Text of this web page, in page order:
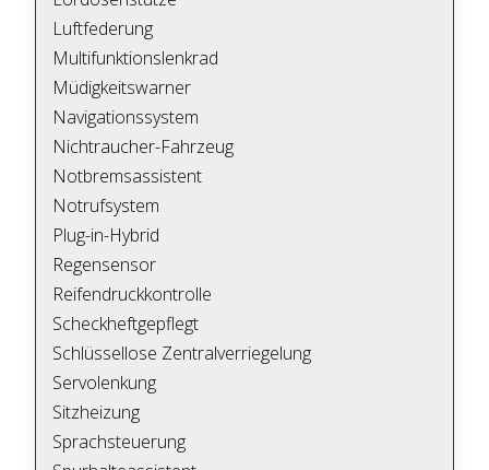
Luftfederung
Multifunktionslenkrad
Müdigkeitswarner
Navigationssystem
Nichtraucher-Fahrzeug
Notbremsassistent
Notrufsystem
Plug-in-Hybrid
Regensensor
Reifendruckkontrolle
Scheckheftgepflegt
Schlüssellose Zentralverriegelung
Servolenkung
Sitzheizung
Sprachsteuerung